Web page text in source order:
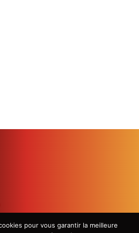
pour vous garantir la meilleure